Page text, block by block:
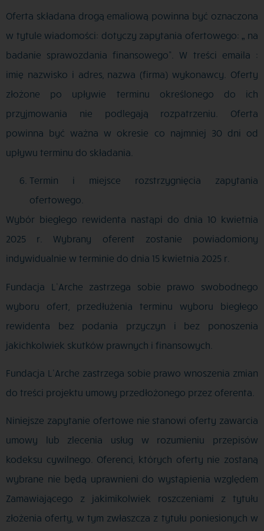
Oferta składana drogą emaliową powinna być oznaczona
w tytule wiadomości: dotyczy zapytania ofertowego: „ na
badanie sprawozdania finansowego”. W treści emaila :
imię nazwisko i adres, nazwa (firma) wykonawcy. Oferty
złożone po upływie terminu określonego do ich
przyjmowania nie podlegają rozpatrzeniu. Oferta
powinna być ważna w okresie co najmniej 30 dni od
upływu terminu do składania.
Termin i miejsce rozstrzygnięcia zapytania
ofertowego.
Wybór biegłego rewidenta nastąpi do dnia 10 kwietnia
2025 r. Wybrany oferent zostanie powiadomiony
indywidualnie w terminie do dnia 15 kwietnia 2025 r.
Fundacja L’Arche zastrzega sobie prawo swobodnego
wyboru ofert, przedłużenia terminu wyboru biegłego
rewidenta bez podania przyczyn i bez ponoszenia
jakichkolwiek skutków prawnych i finansowych.
Fundacja L’Arche zastrzega sobie prawo wnoszenia zmian
do treści projektu umowy przedłożonego przez oferenta.
Niniejsze zapytanie ofertowe nie stanowi oferty zawarcia
umowy lub zlecenia usług w rozumieniu przepisów
kodeksu cywilnego. Oferenci, których oferty nie zostaną
wybrane nie będą uprawnieni do wystąpienia względem
Zamawiającego z jakimikolwiek roszczeniami z tytułu
złożenia oferty, w tym zwłaszcza z tytułu poniesionych w